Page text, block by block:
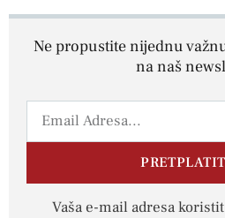
Ne propustite nijednu
na naš
Vaša e-mail adresa